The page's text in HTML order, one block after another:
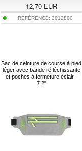
12,70EUR
RÉFÉRENCE: 3012800
Sac de ceinture de course à pied
léger avec bande réfléchissante
et poches à fermeture éclair -
7.2"